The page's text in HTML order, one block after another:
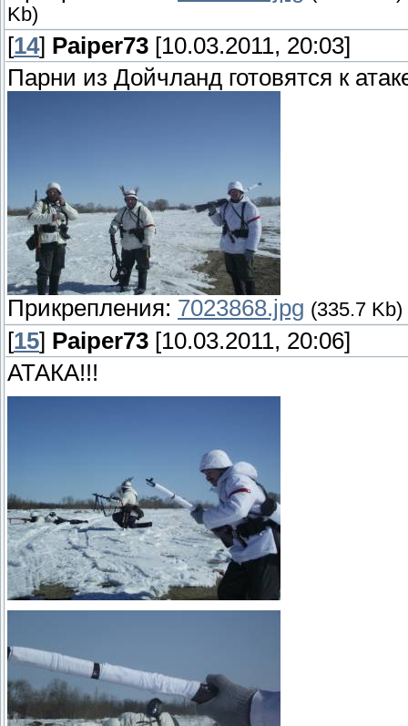
Kb)
[14] Paiper73 [10.03.2011, 20:03]
Парни из Дойчланд готовятся к
Прикрепления: 7023868.jpg (335.7 Kb)
[15] Paiper73 [10.03.2011, 20:06]
АТАКА!!!